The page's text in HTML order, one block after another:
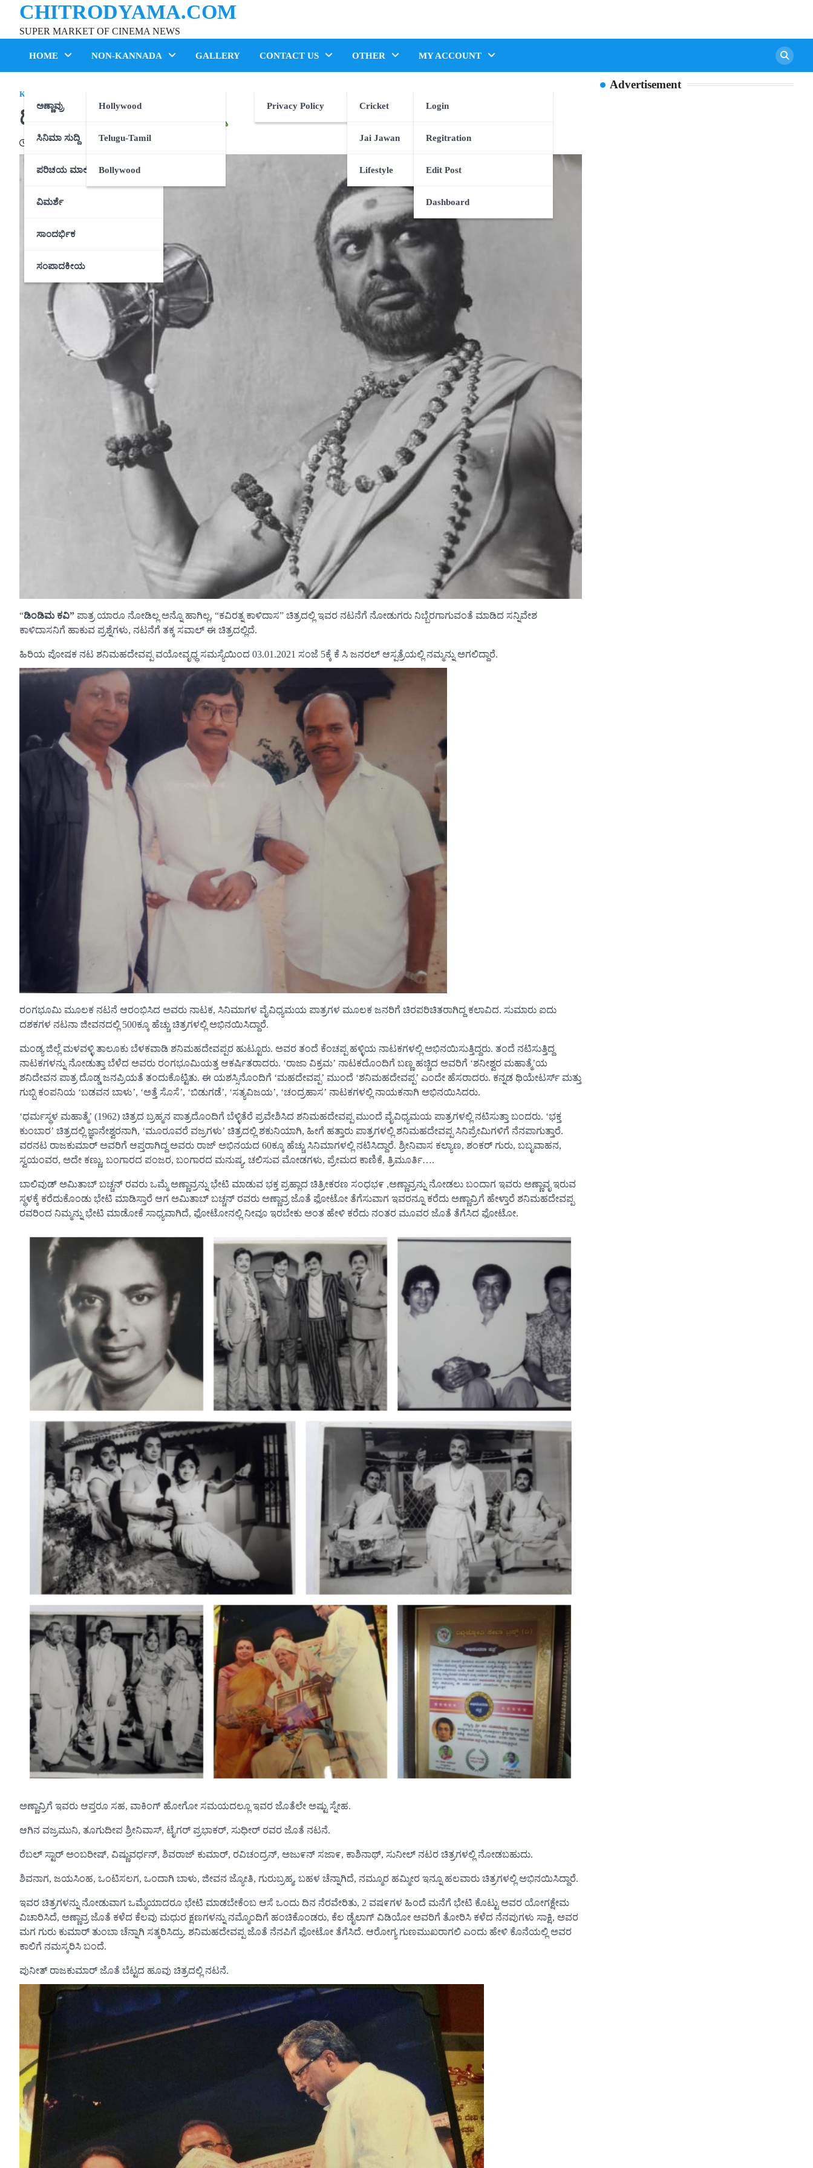
content
CHITRODYAMA.COM
SUPER MARKET OF CINEMA NEWS
HOME
ಅಣ್ಣಾವ್ರು
ಸಿನಿಮಾ ಸುದ್ದಿ
ಪರಿಚಯ ಮಾಲಿಕೆ
ವಿಮರ್ಶೆ
ಸಾಂದರ್ಭಿಕ
ಸಂಪಾದಕೀಯ
NON-KANNADA
Hollywood
Telugu-Tamil
Bollywood
GALLERY CONTACT US
Privacy Policy
OTHER
Cricket
Jai Jawan
Lifestyle
MY ACCOUNT
Login
Regitration
Edit Post
Dashboard
KANNADA
ಡಿಂಡಿಮ ಕವಿ ಶ್ರದ್ಧಾಂಜಲಿ
04/01/2021
“ಡಿಂಡಿಮ ಕವಿ” ಪಾತ್ರ ಯಾರೂ ನೋಡಿಲ್ಲ ಅನ್ನೊ ಹಾಗಿಲ್ಲ, “ಕವಿರತ್ನ ಕಾಳಿದಾಸ” ಚಿತ್ರದಲ್ಲಿ ಇವರ ನಟನೆಗೆ ನೋಡುಗರು ನಿಬ್ಬೆರಗಾಗುವಂತೆ ಮಾಡಿದ ಸನ್ನಿವೇಶ
ಕಾಳಿದಾಸನಿಗೆ ಹಾಕುವ ಪ್ರಶ್ನೆಗಳು, ನಟನೆಗೆ ತಕ್ಕ ಸವಾಲ್ ಈ ಚಿತ್ರದಲ್ಲಿದೆ.
ಹಿರಿಯ ಪೋಷಕ ನಟ ಶನಿಮಹದೇವಪ್ಪ ವಯೋವೃಧ್ಧ ಸಮಸ್ಯೆಯಿಂದ 03.01.2021 ಸಂಜೆ 5ಕ್ಕೆ ಕೆ ಸಿ ಜನರಲ್ ಆಸ್ಪತ್ರೆಯಲ್ಲಿ ನಮ್ಮನ್ನು ಅಗಲಿದ್ದಾರೆ.
ರಂಗಭೂಮಿ ಮೂಲಕ ನಟನೆ ಆರಂಭಿಸಿದ ಅವರು ನಾಟಕ, ಸಿನಿಮಾಗಳ ವೈವಿಧ್ಯಮಯ ಪಾತ್ರಗಳ ಮೂಲಕ ಜನರಿಗೆ ಚಿರಪರಿಚಿತರಾಗಿದ್ದ ಕಲಾವಿದ. ಸುಮಾರು ಐದು
ದಶಕಗಳ ನಟನಾ ಜೀವನದಲ್ಲಿ 500ಕ್ಕೂ ಹೆಚ್ಚು ಚಿತ್ರಗಳಲ್ಲಿ ಅಭಿನಯಿಸಿದ್ದಾರೆ.
ಮಂಡ್ಯ ಜಿಲ್ಲೆ ಮಳವಳ್ಳಿ ತಾಲೂಕು ಬೆಳಕವಾಡಿ ಶನಿಮಹದೇವಪ್ಪರ ಹುಟ್ಟೂರು. ಅವರ ತಂದೆ ಕೆಂಚಪ್ಪ ಹಳ್ಳಿಯ ನಾಟಕಗಳಲ್ಲಿ ಅಭಿನಯಿಸುತ್ತಿದ್ದರು. ತಂದೆ ನಟಿಸುತ್ತಿದ್ದ
ನಾಟಕಗಳನ್ನು ನೋಡುತ್ತಾ ಬೆಳೆದ ಅವರು ರಂಗಭೂಮಿಯತ್ತ ಆಕರ್ಷಿತರಾದರು. ‘ರಾಜಾ ವಿಕ್ರಮ’ ನಾಟಕದೊಂದಿಗೆ ಬಣ್ಣ ಹಚ್ಚಿದ ಅವರಿಗೆ ‘ಶನೀಶ್ವರ ಮಹಾತ್ಮೆ’ಯ
ಶನಿದೇವನ ಪಾತ್ರ ದೊಡ್ಡ ಜನಪ್ರಿಯತೆ ತಂದುಕೊಟ್ಟಿತು. ಈ ಯಶಸ್ಸಿನೊಂದಿಗೆ ‘ಮಹದೇವಪ್ಪ’ ಮುಂದೆ ‘ಶನಿಮಹದೇವಪ್ಪ’ ಎಂದೇ ಹೆಸರಾದರು. ಕನ್ನಡ ಥಿಯೇಟರ್ಸ್ ಮತ್ತು
ಗುಬ್ಬಿ ಕಂಪನಿಯ ‘ಬಡವನ ಬಾಳು’, ‘ಅತ್ತೆ ಸೊಸೆ’, ‘ಬಿಡುಗಡೆ’, ‘ಸತ್ಯವಿಜಯ’, ‘ಚಂದ್ರಹಾಸ’ ನಾಟಕಗಳಲ್ಲಿ ನಾಯಕನಾಗಿ ಅಭಿನಯಿಸಿದರು.
‘ಧರ್ಮಸ್ಥಳ ಮಹಾತ್ಮೆ’ (1962) ಚಿತ್ರದ ಬ್ರಹ್ಮನ ಪಾತ್ರದೊಂದಿಗೆ ಬೆಳ್ಳಿತೆರೆ ಪ್ರವೇಶಿಸಿದ ಶನಿಮಹದೇವಪ್ಪ ಮುಂದೆ ವೈವಿಧ್ಯಮಯ ಪಾತ್ರಗಳಲ್ಲಿ ನಟಿಸುತ್ತಾ ಬಂದರು. ‘ಭಕ್ತ
ಕುಂಬಾರ’ ಚಿತ್ರದಲ್ಲಿ ಜ್ಞಾನೇಶ್ವರನಾಗಿ, ‘ಮೂರೂವರೆ ವಜ್ರಗಳು’ ಚಿತ್ರದಲ್ಲಿ ಶಕುನಿಯಾಗಿ, ಹೀಗೆ ಹತ್ತಾರು ಪಾತ್ರಗಳಲ್ಲಿ ಶನಿಮಹದೇವಪ್ಪ ಸಿನಿಪ್ರೇಮಿಗಳಿಗೆ ನೆನಪಾಗುತ್ತಾರೆ.
ವರನಟ ರಾಜಕುಮಾರ್ ಅವರಿಗೆ ಆಪ್ತರಾಗಿದ್ದ ಅವರು ರಾಜ್ ಅಭಿನಯದ 60ಕ್ಕೂ ಹೆಚ್ಚು ಸಿನಿಮಾಗಳಲ್ಲಿ ನಟಿಸಿದ್ದಾರೆ. ಶ್ರೀನಿವಾಸ ಕಲ್ಯಾಣ, ಶಂಕರ್ ಗುರು, ಬಬೃವಾಹನ,
ಸ್ವಯಂವರ, ಅದೇ ಕಣ್ಣು, ಬಂಗಾರದ ಪಂಜರ, ಬಂಗಾರದ ಮನುಷ್ಯ, ಚಲಿಸುವ ಮೋಡಗಳು, ಪ್ರೇಮದ ಕಾಣಿಕೆ, ತ್ರಿಮೂರ್ತಿ….
ಬಾಲಿವುಡ್ ಅಮಿತಾಬ್ ಬಚ್ಚನ್ ರವರು ಒಮ್ಮೆ ಅಣ್ಣಾವ್ರನ್ನು ಭೇಟಿ ಮಾಡುವ ಭಕ್ತ ಪ್ರಹ್ಲಾದ ಚಿತ್ರೀಕರಣ ಸಂಧಭ೯ ,ಅಣ್ಣಾವ್ರನ್ನು ನೋಡಲು ಬಂದಾಗ ಇವರು ಅಣ್ಣಾವೃ ಇರುವ
ಸ್ಥಳಕ್ಕೆ ಕರೆದುಕೊಂಡು ಭೇಟಿ ಮಾಡಿಸ್ತಾರೆ ಆಗ ಅಮಿತಾಬ್ ಬಚ್ಚನ್ ರವರು ಅಣ್ಣಾವ್ರ ಜೊತೆ ಫೋಟೋ ತೆಗೆಸುವಾಗ ಇವರನ್ನೂ ಕರೆದು ಅಣ್ಣಾವ್ರಿಗೆ ಹೇಳ್ತಾರೆ ಶನಿಮಹದೇವಪ್ಪ
ರವರಿಂದ ನಿಮ್ಮನ್ನು ಭೇಟಿ ಮಾಡೋಕೆ ಸಾಧ್ಯವಾಗಿದೆ, ಫೋಟೋನಲ್ಲಿ ನೀವೂ ಇರಬೇಕು ಅಂತ ಹೇಳಿ ಕರೆದು ನಂತರ ಮೂವರ ಜೊತೆ ತೆಗೆಸಿದ ಫೋಟೋ.
ಅಣ್ಣಾವ್ರಿಗೆ ಇವರು ಆಪ್ತರೂ ಸಹ, ವಾಕಿಂಗ್ ಹೋಗೋ ಸಮಯದಲ್ಲೂ ಇವರ ಜೊತೆಲೇ ಅಷ್ಟು ಸ್ನೇಹ.
ಆಗಿನ ವಜ್ರಮುನಿ, ತೂಗುದೀಪ ಶ್ರೀನಿವಾಸ್, ಟೈಗರ್ ಪ್ರಭಾಕರ್, ಸುಧೀರ್ ರವರ ಜೊತೆ ನಟನೆ.
ರೆಬಲ್ ಸ್ಟಾರ್ ಅಂಬರೀಷ್, ವಿಷ್ಣುವರ್ಧನ್, ಶಿವರಾಜ್ ಕುಮಾರ್, ರವಿಚಂದ್ರನ್, ಅಜು೯ನ್ ಸಜಾ೯, ಕಾಶಿನಾಥ್, ಸುನೀಲ್ ನಟರ ಚಿತ್ರಗಳಲ್ಲಿ ನೋಡಬಹುದು.
ಶಿವನಾಗ, ಜಯಸಿಂಹ, ಒಂಟಿಸಲಗ, ಒಂದಾಗಿ ಬಾಳು, ಜೀವನ ಜ್ಯೋತಿ, ಗುರುಬ್ರಹ್ಮ, ಬಹಳ ಚೆನ್ನಾಗಿದೆ, ನಮ್ಮೂರ ಹಮ್ಮೀರ ಇನ್ನೂ ಹಲವಾರು ಚಿತ್ರಗಳಲ್ಲಿ ಅಭಿನಯಿಸಿದ್ದಾರೆ.
ಇವರ ಚಿತ್ರಗಳನ್ನು ನೋಡುವಾಗ ಒಮ್ಮೆಯಾದರೂ ಭೇಟಿ ಮಾಡಬೇಕೆಂಬ ಆಸೆ ಒಂದು ದಿನ ನೆರವೇರಿತು, 2 ವಷ೯ಗಳ ಹಿಂದೆ ಮನೆಗೆ ಭೇಟಿ ಕೊಟ್ಟು ಅವರ ಯೋಗಕ್ಷೇಮ
ವಿಚಾರಿಸಿದೆ, ಅಣ್ಣಾವ್ರ ಜೊತೆ ಕಳೆದ ಕೆಲವು ಮಧುರ ಕ್ಷಣಗಳನ್ನು ನಮ್ಮೊಂದಿಗೆ ಹಂಚಿಕೊಂಡರು, ಕೆಲ ಡೈಲಾಗ್ ವಿಡಿಯೋ ಅವರಿಗೆ ತೋರಿಸಿ ಕಳೆದ ನೆನಪುಗಳು ಸಾಕ್ಷಿ, ಅವರ
ಮಗ ಗುರು ಕುಮಾರ್ ತುಂಬಾ ಚೆನ್ನಾಗಿ ಸತ್ಕರಿಸಿದ್ರು. ಶನಿಮಹದೇವಪ್ಪ ಜೊತೆ ನೆನಪಿಗೆ ಫೋಟೋ ತೆಗೆಸಿದೆ. ಆರೋಗ್ಯ ಗುಣಮುಖರಾಗಲಿ ಎಂದು ಹೇಳಿ ಕೊನೆಯಲ್ಲಿ ಅವರ
ಕಾಲಿಗೆ ನಮಸ್ಕರಿಸಿ ಬಂದೆ.
ಪುನೀತ್ ರಾಜಕುಮಾರ್ ಜೊತೆ ಬೆಟ್ಟದ ಹೂವು ಚಿತ್ರದಲ್ಲಿ ನಟನೆ.
Advertisement